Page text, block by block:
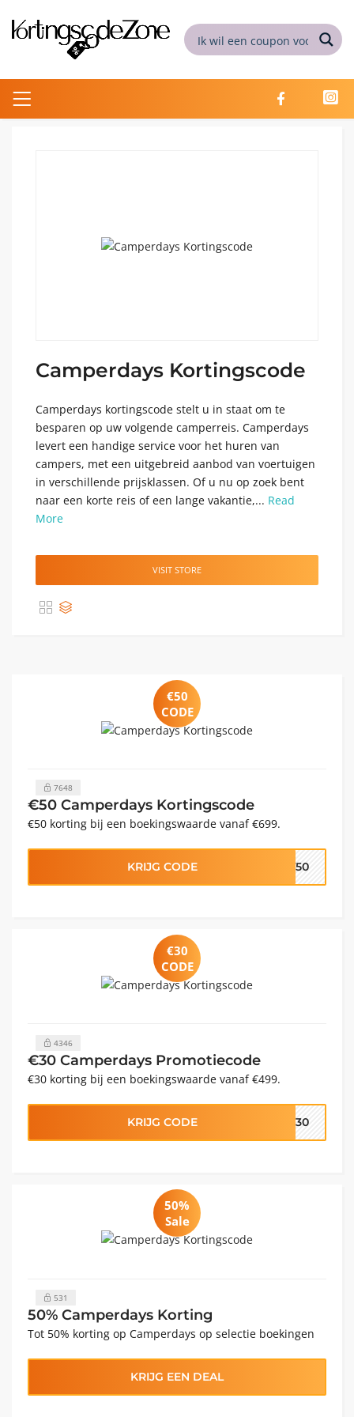
Camperdays Kortingscode
Camperdays kortingscode stelt u in staat om te
besparen op uw volgende camperreis. Camperdays
levert een handige service voor het huren van
campers, met een uitgebreid aanbod van voertuigen
in verschillende prijsklassen. Of u nu op zoek bent
naar een korte reis of een lange vakantie,... Read
More
VISIT STORE
€50
CODE
7648
€50 Camperdays Kortingscode
€50 korting bij een boekingswaarde vanaf €699.
KRIJG CODE CT50
€30
CODE
4346
€30 Camperdays Promotiecode
€30 korting bij een boekingswaarde vanaf €499.
KRIJG CODE CT30
50%
Sale
531
50% Camperdays Korting
Tot 50% korting op Camperdays op selectie boekingen
KRIJG EEN DEAL